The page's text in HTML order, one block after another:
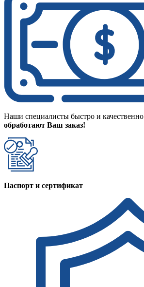
Наши специалисты быстро и качественно
обработают Ваш заказ!
Паспорт и сертификат